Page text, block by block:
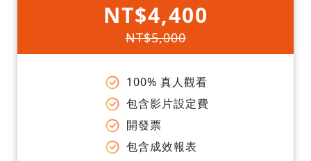
NT$4,400
NT$5,000
100% 真人觀看
包含影片設定費
開發票
包含成效報表